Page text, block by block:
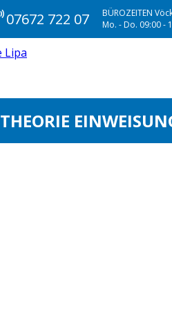
07672 722 07
BÜROZEITEN
Mo. - Do. 09:00 -
THEORIE